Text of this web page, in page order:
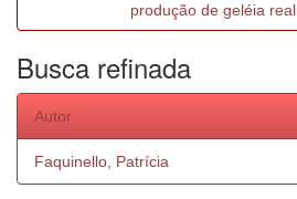
produção de geléia real
Busca refinada
Autor
Faquinello, Patrícia